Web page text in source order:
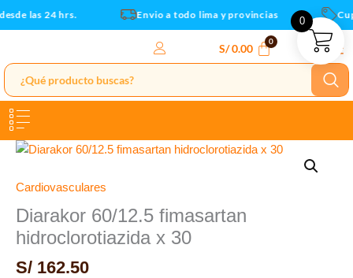
Ir
al
las 24 hrs. Envio a todo lima y provincias
S/0.00
Cardiovasculares
Diarakor 60/12.5 fimasartan
hidroclorotiazida x 30
S/ 162.50
Diarakor
fimasartan
x
30
cantidad
0
cantidad